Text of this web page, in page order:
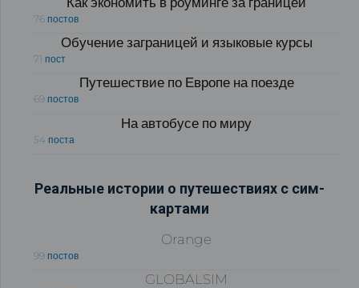
76 постов
Обучение заграницей и языковые курсы
71 пост
Путешествие по Европе на поезде
69 постов
На автобусе по миру
54 поста
Реальные истории о путешествиях с сим-
картами
Orange
99 постов
GLOBALSIM